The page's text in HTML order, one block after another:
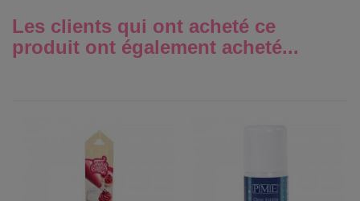
Les clients qui ont acheté ce
produit ont également acheté...